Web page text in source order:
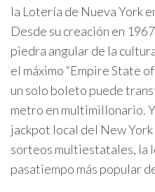
la Lotería de Nueva York
Desde su creación en
piedra angular de la
el máximo “Empire State
un solo boleto puede
metro en multimillonario.
jackpot local del New
sorteos multiestatales, la
pasatiempo más popular